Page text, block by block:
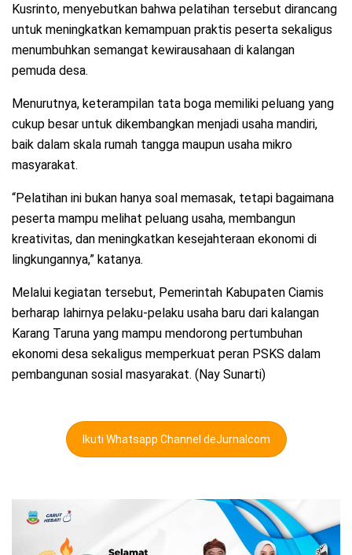
Kusrinto, menyebutkan bahwa pelatihan tersebut dirancang
untuk meningkatkan kemampuan praktis peserta sekaligus
menumbuhkan semangat kewirausahaan di kalangan
pemuda desa.
Menurutnya, keterampilan tata boga memiliki peluang yang
cukup besar untuk dikembangkan menjadi usaha mandiri,
baik dalam skala rumah tangga maupun usaha mikro
masyarakat.
“Pelatihan ini bukan hanya soal memasak, tetapi bagaimana
peserta mampu melihat peluang usaha, membangun
kreativitas, dan meningkatkan kesejahteraan ekonomi di
lingkungannya,” katanya.
Melalui kegiatan tersebut, Pemerintah Kabupaten Ciamis
berharap lahirnya pelaku-pelaku usaha baru dari kalangan
Karang Taruna yang mampu mendorong pertumbuhan
ekonomi desa sekaligus memperkuat peran PSKS dalam
pembangunan sosial masyarakat. (Nay Sunarti)
Ikuti Whatsapp Channel deJurnalcom